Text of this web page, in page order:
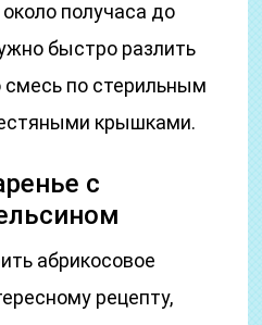
получаса до
быстро разлить
по стерильным
крышками.
с
абрикосовое
рецепту,